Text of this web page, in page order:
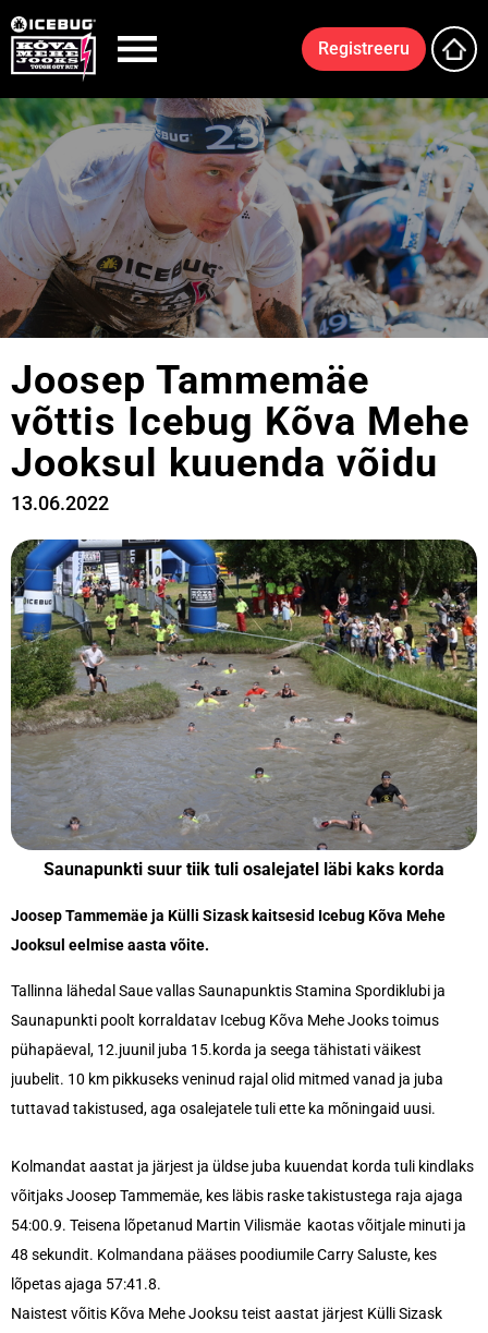
Registreeru
Joosep Tammemäe
võttis Icebug Kõva Mehe
Jooksul kuuenda võidu
13.06.2022
Saunapunkti suur tiik tuli osalejatel läbi kaks korda
Joosep Tammemäe ja Külli Sizask kaitsesid Icebug Kõva Mehe
Jooksul eelmise aasta võite.
Tallinna lähedal Saue vallas Saunapunktis Stamina Spordiklubi ja
Saunapunkti poolt korraldatav Icebug Kõva Mehe Jooks toimus
pühapäeval, 12.juunil juba 15.korda ja seega tähistati väikest
juubelit. 10 km pikkuseks veninud rajal olid mitmed vanad ja juba
tuttavad takistused, aga osalejatele tuli ette ka mõningaid uusi.
Kolmandat aastat ja järjest ja üldse juba kuuendat korda tuli kindlaks
võitjaks Joosep Tammemäe, kes läbis raske takistustega raja ajaga
54:00.9. Teisena lõpetanud Martin Vilismäe kaotas võitjale minuti ja
48 sekundit. Kolmandana pääses poodiumile Carry Saluste, kes
lõpetas ajaga 57:41.8.
Naistest võitis Kõva Mehe Jooksu teist aastat järjest Külli Sizask